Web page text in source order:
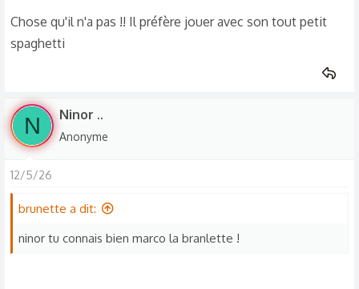
Chose qu'il n'a pas !! Il préfère jouer avec son tout petit
spaghetti
N Ninor ..
Anonyme
12/5/26
brunette a dit:
ninor tu connais bien marco la branlette !